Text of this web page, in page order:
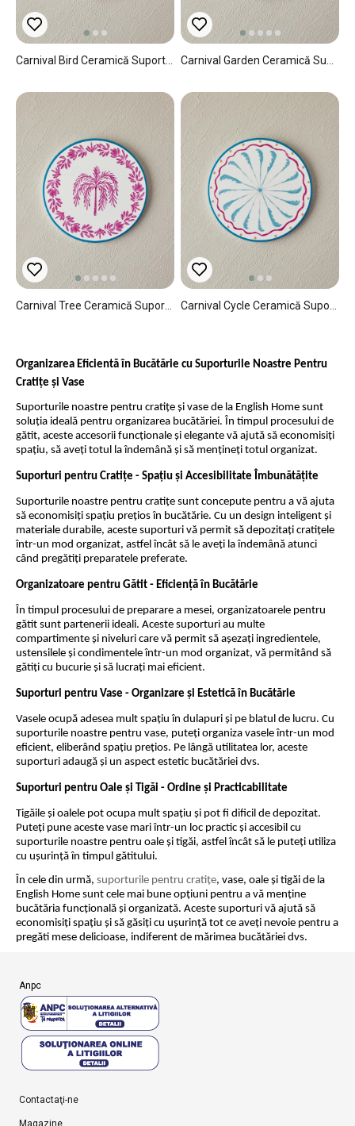
Organizarea Eficientă în Bucătărie cu Suporturile Noastre Pentru
Cratițe și Vase
Suporturile noastre pentru cratițe și vase de la English Home sunt
soluția ideală pentru organizarea bucătăriei. În timpul procesului de
gătit, aceste accesorii funcționale și elegante vă ajută să economisiți
spațiu, să aveți totul la îndemână și să mențineți totul organizat.
Suporturi pentru Cratițe - Spațiu și Accesibilitate Îmbunătățite
Suporturile noastre pentru cratițe sunt concepute pentru a vă ajuta
să economisiți spațiu prețios în bucătărie. Cu un design inteligent și
materiale durabile, aceste suporturi vă permit să depozitați cratițele
într-un mod organizat, astfel încât să le aveți la îndemână atunci
când pregătiți preparatele preferate.
Organizatoare pentru Gătit - Eficiență în Bucătărie
În timpul procesului de preparare a mesei, organizatoarele pentru
gătit sunt partenerii ideali. Aceste suporturi au multe
compartimente și niveluri care vă permit să așezați ingredientele,
ustensilele și condimentele într-un mod organizat, vă permitând să
gătiți cu bucurie și să lucrați mai eficient.
Suporturi pentru Vase - Organizare și Estetică în Bucătărie
Vasele ocupă adesea mult spațiu în dulapuri și pe blatul de lucru. Cu
suporturile noastre pentru vase, puteți organiza vasele într-un mod
eficient, eliberând spațiu prețios. Pe lângă utilitatea lor, aceste
suporturi adaugă și un aspect estetic bucătăriei dvs.
Suporturi pentru Oale și Tigăi - Ordine și Practicabilitate
Tigăile și oalele pot ocupa mult spațiu și pot fi dificil de depozitat.
Puteți pune aceste vase mari într-un loc practic și accesibil cu
suporturile noastre pentru oale și tigăi, astfel încât să le puteți utiliza
cu ușurință în timpul gătitului.
În cele din urmă, suporturile pentru cratițe, vase, oale și tigăi de la
English Home sunt cele mai bune opțiuni pentru a vă menține
bucătăria funcțională și organizată. Aceste suporturi vă ajută să
economisiți spațiu și să găsiți cu ușurință tot ce aveți nevoie pentru a
pregăti mese delicioase, indiferent de mărimea bucătăriei dvs.
Anpc
Contactaţi-ne